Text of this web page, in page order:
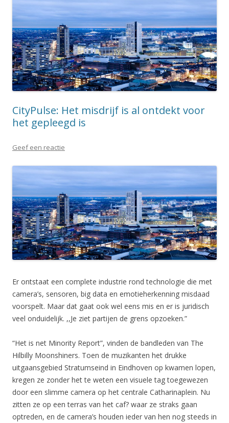
CityPulse: Het misdrijf is al ontdekt voor
het gepleegd is
Geef een reactie
Er ontstaat een complete industrie rond technologie die met
camera’s, sensoren, big data en emotieherkenning misdaad
voorspelt. Maar dat gaat ook wel eens mis en er is juridisch
veel onduidelijk. ,,Je ziet partijen de grens opzoeken.”
“Het is net Minority Report”, vinden de bandleden van The
Hilbilly Moonshiners. Toen de muzikanten het drukke
uitgaansgebied Stratumseind in Eindhoven op kwamen lopen,
kregen ze zonder het te weten een visuele tag toegewezen
door een slimme camera op het centrale Catharinaplein. Nu
zitten ze op een terras van het caf? waar ze straks gaan
optreden, en de camera’s houden ieder van hen nog steeds in